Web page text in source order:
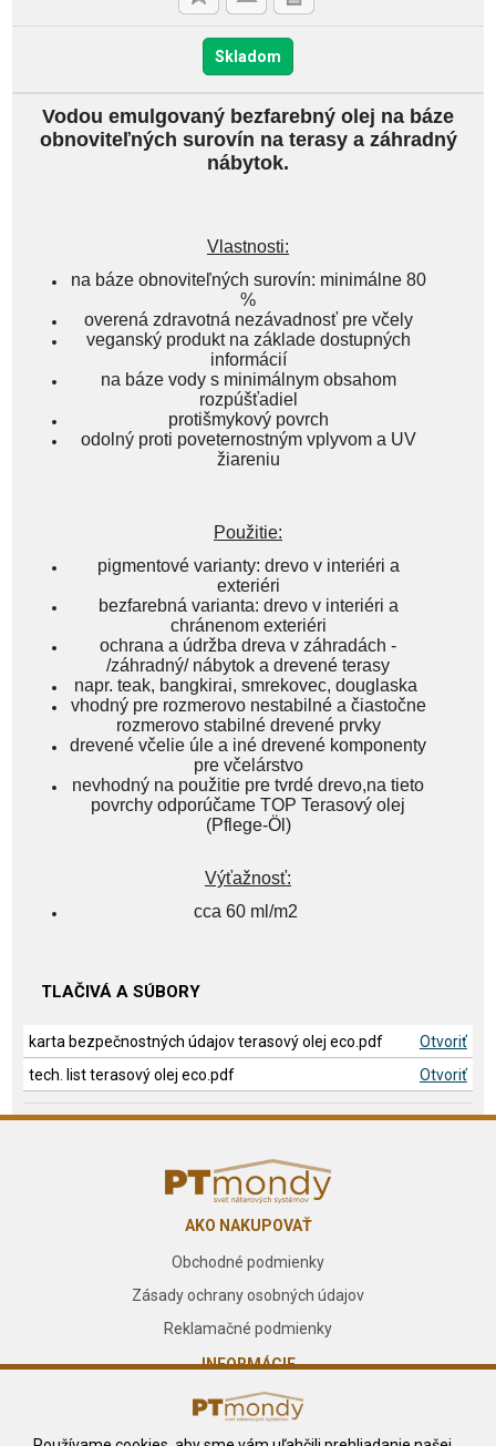
Skladom
Vodou emulgovaný bezfarebný olej na báze
obnoviteľných surovín na terasy a záhradný
nábytok.
Vlastnosti:
na báze obnoviteľných surovín: minimálne 80
%
overená zdravotná nezávadnosť pre včely
veganský produkt na základe dostupných
informácií
na báze vody s minimálnym obsahom
rozpúšťadiel
protišmykový povrch
odolný proti poveternostným vplyvom a UV
žiareniu
Použitie:
pigmentové varianty: drevo v interiéri a
exteriéri
bezfarebná varianta: drevo v interiéri a
chránenom exteriéri
ochrana a údržba dreva v záhradách -
/záhradný/ nábytok a drevené terasy
napr. teak, bangkirai, smrekovec, douglaska
vhodný pre rozmerovo nestabilné a čiastočne
rozmerovo stabilné drevené prvky
drevené včelie úle a iné drevené komponenty
pre včelárstvo
nevhodný na použitie pre tvrdé drevo,na tieto
povrchy odporúčame TOP Terasový olej
(Pflege-Öl)
Výťažnosť:
cca 60 ml/m2
TLAČIVÁ A SÚBORY
karta bezpečnostných údajov terasový olej eco.pdf
Otvoriť
tech. list terasový olej eco.pdf
Otvoriť
AKO NAKUPOVAŤ
Obchodné podmienky
Zásady ochrany osobných údajov
Reklamačné podmienky
INFORMÁCIE
O nás